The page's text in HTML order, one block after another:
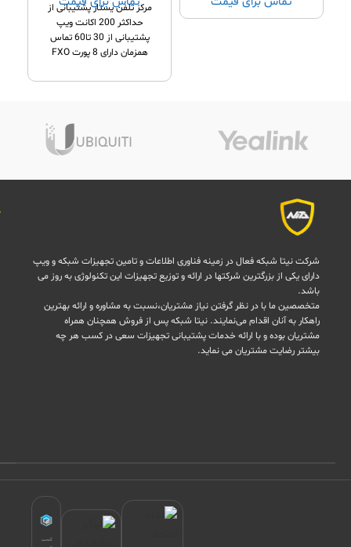
نیوراک,
IP PBX
مرکز تلفن یستار پشتیبانی از
حداکثر 200 اکانت ویپ
پشتیبانی از 30 تا60 تماس
همزمان دارای 8 پورت FXO
شرکت نیتا شبکه فعال در زمینه فناوری اطلاعات و تامین تجهیزات شبکه و ویپ
دارای یکی از بزرگترین شرکتها در ارائه و توزیع تجهیزات این تکنولوژی به روز می
باشد.
متخصصین ما با در نظر گرفتن نیاز مشتریان،نسبت به مشاوره و ارائه بهترین
راهکار به آنان اقدام می‌نمایند. نیتا شبکه پس از فروش همچنان همراه
مشتریان بوده و با ارائه خدمات پشتیبانی تجهیزات سعی در کسب هر چه
بیشتر رضایت مشتریان می نماید.
کسب